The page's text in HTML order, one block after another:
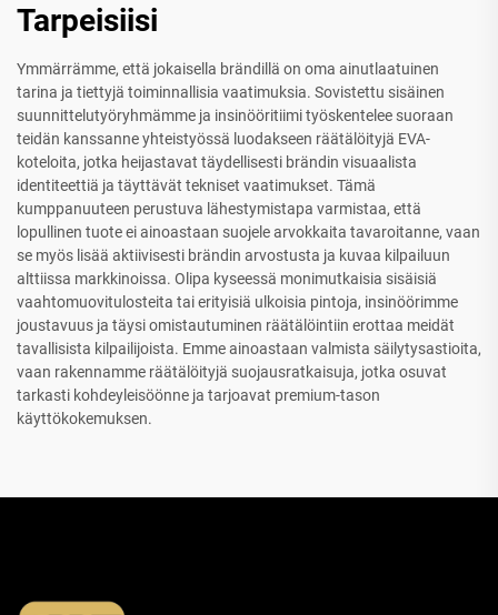
Tarpeisiisi
Ymmärrämme, että jokaisella brändillä on oma ainutlaatuinen
tarina ja tiettyjä toiminnallisia vaatimuksia. Sovistettu sisäinen
suunnittelutyöryhmämme ja insinööritiimi työskentelee suoraan
teidän kanssanne yhteistyössä luodakseen räätälöityjä EVA-
koteloita, jotka heijastavat täydellisesti brändin visuaalista
identiteettiä ja täyttävät tekniset vaatimukset. Tämä
kumppanuuteen perustuva lähestymistapa varmistaa, että
lopullinen tuote ei ainoastaan suojele arvokkaita tavaroitanne, vaan
se myös lisää aktiivisesti brändin arvostusta ja kuvaa kilpailuun
alttiissa markkinoissa. Olipa kyseessä monimutkaisia sisäisiä
vaahtomuovitulosteita tai erityisiä ulkoisia pintoja, insinöörimme
joustavuus ja täysi omistautuminen räätälöintiin erottaa meidät
tavallisista kilpailijoista. Emme ainoastaan valmista säilytysastioita,
vaan rakennamme räätälöityjä suojausratkaisuja, jotka osuvat
tarkasti kohdeyleisöönne ja tarjoavat premium-tason
käyttökokemuksen.